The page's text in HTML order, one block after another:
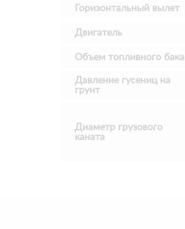
Горизонтальный вылет
Двигатель
Объем топливного бака
Давление гусениц на
грунт
Диаметр грузового
каната